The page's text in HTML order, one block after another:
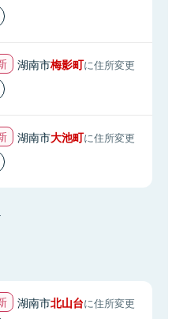
湖南市梅影町に住所変更
湖南市大池町に住所変更
湖南市北山台に住所変更